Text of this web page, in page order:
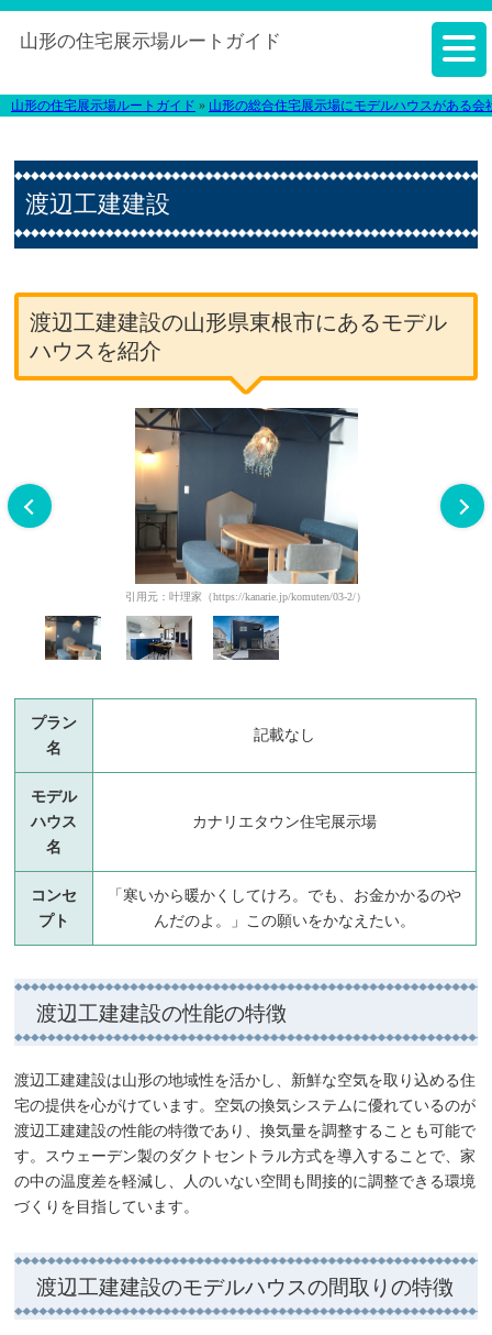
山形の住宅展示場ルートガイド
山形の住宅展示場ルートガイド » 山形の総合住宅展示場にモデルハウスがある会
渡辺工建建設
渡辺工建建設の山形県東根市にあるモデル
ハウスを紹介
引用元：叶理家（https://kanarie.jp/komuten/03-2/）
プラン
名
記載なし
モデル
ハウス
名
カナリエタウン住宅展示場
コンセ
プト
「寒いから暖かくしてけろ。でも、お金かかるのや
んだのよ。」この願いをかなえたい。
渡辺工建建設の性能の特徴
渡辺工建建設は山形の地域性を活かし、新鮮な空気を取り込める住
宅の提供を心がけています。空気の換気システムに優れているのが
渡辺工建建設の性能の特徴であり、換気量を調整することも可能で
す。スウェーデン製のダクトセントラル方式を導入することで、家
の中の温度差を軽減し、人のいない空間も間接的に調整できる環境
づくりを目指しています。
渡辺工建建設のモデルハウスの間取りの特徴